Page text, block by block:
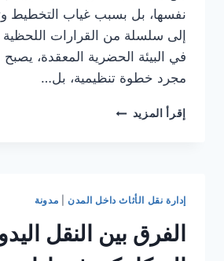
نفسها، بل بسبب غياب التخطيط
إلى سلسلة من القرارات
في البيئة الحضرية المعقدة،
مجرد خطوة تنظيمية، بل…
إقرأ المزيد دور
داخل
المدن
إدارة نقل الأثاث داخل المدن مدونة
الفرق بين النقل